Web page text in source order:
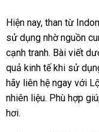
Hiện nay, than từ
sử dụng nhờ nguồn
cạnh tranh. Bài viết
quả kinh tế khi sử
hãy liên hệ ngay với
nhiên liệu. Phù hợp
hơi.